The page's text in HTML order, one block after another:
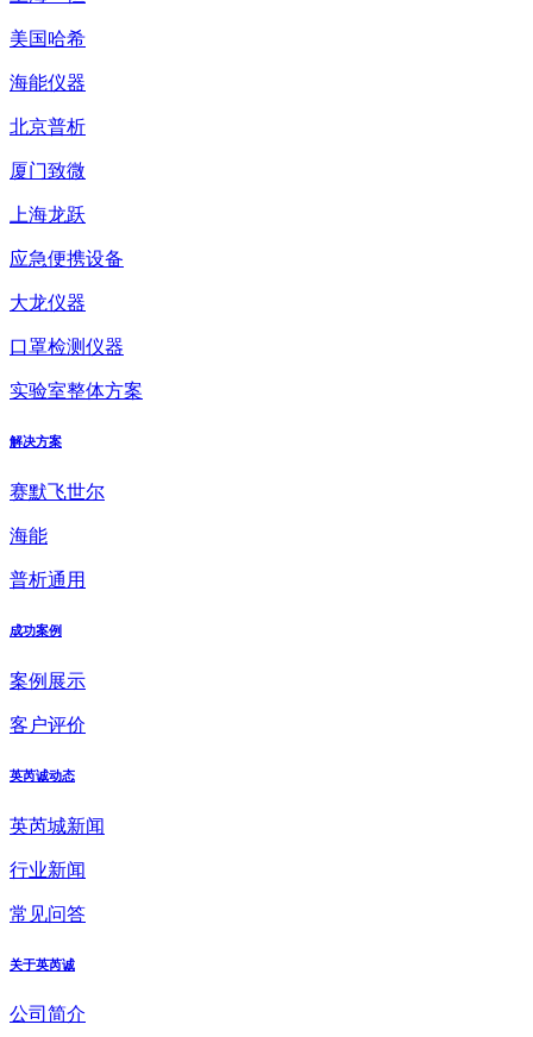
美国哈希
海能仪器
北京普析
厦门致微
上海龙跃
应急便携设备
大龙仪器
口罩检测仪器
实验室整体方案
解决方案
赛默飞世尔
海能
普析通用
成功案例
案例展示
客户评价
英芮诚动态
英芮城新闻
行业新闻
常见问答
关于英芮诚
公司简介